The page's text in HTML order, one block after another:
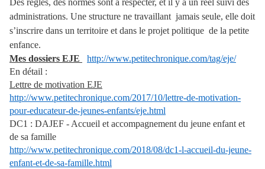
Des règles, des normes sont à respecter, et il y a un réel suivi des
administrations. Une structure ne travaillant jamais seule, elle doit
s’inscrire dans un territoire et dans le projet politique de la petite
enfance.
Mes dossiers EJE
http://www.petitechronique.com/tag/eje/
En détail :
Lettre de motivation EJE
http://www.petitechronique.com/2017/10/lettre-de-motivation-
pour-educateur-de-jeunes-enfants/eje.html
DC1 : DAJEF - Accueil et accompagnement du jeune enfant et
de sa famille
http://www.petitechronique.com/2018/08/dc1-l-accueil-du-jeune-
enfant-et-de-sa-famille.html